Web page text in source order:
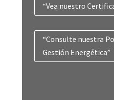
“Vea nuestro
“Consulte nuestra
Gestión Energética”